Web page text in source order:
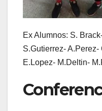
Ex Alumnos: S.
S.Gutierrez-
E.Lopez- M.Deltin-